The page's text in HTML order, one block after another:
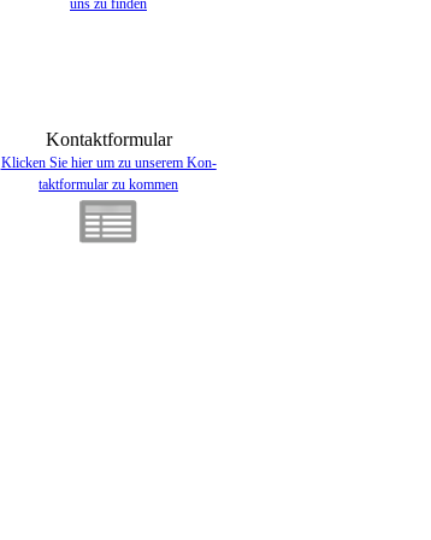
uns zu finden
Kontaktformular
Klicken Sie hier um zu unserem Kon­
takt­for­mu­lar zu kommen